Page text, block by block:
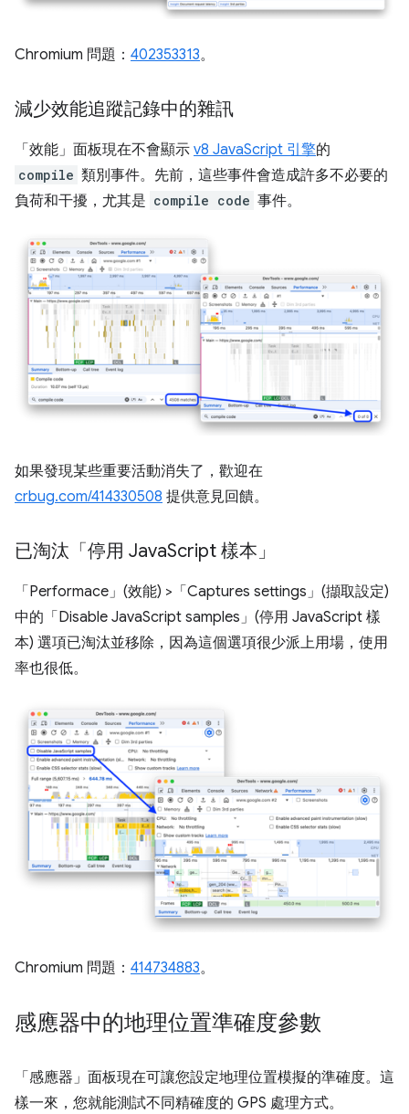
Chromium 問題： 402353313。
減少效能追蹤記錄中的雜訊
「效能」 面板現在不會顯示 v8 JavaScript 引擎的
compile 類別事件。先前，這些事件會造成許多不必要的
負荷和干擾，尤其是 compile code 事件。
如果發現某些重要活動消失了，歡迎在
crbug.com/414330508 提供意見回饋。
已淘汰「停用 JavaScript 樣本」
「Performace」(效能) >「Captures settings」(擷取設定)
中的「Disable JavaScript samples」(停用 JavaScript 樣
本) 選項已淘汰並移除，因為這個選項很少派上用場，使用
率也很低。
Chromium 問題： 414734883。
感應器中的地理位置準確度參數
「感應器」 面板現在可讓您設定地理位置模擬的準確度。這
樣一來，您就能測試不同精確度的 GPS 處理方式。